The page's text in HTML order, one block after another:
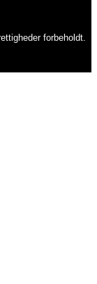
forbeholdt.